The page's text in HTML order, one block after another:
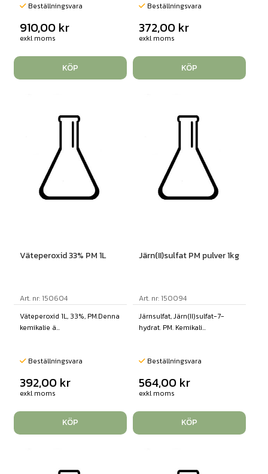
Beställningsvara
910,00 kr
exkl moms
KÖP
Beställningsvara
372,00 kr
exkl moms
KÖP
Väteperoxid 33% PM 1L
Art. nr: 150604
Väteperoxid 1L, 33%, PM.Denna
kemikalie ä...
Beställningsvara
392,00 kr
exkl moms
KÖP
Järn(II)sulfat PM pulver 1kg
Art. nr: 150094
Järnsulfat, Järn(II)sulfat-7-
hydrat. PM. Kemikali...
Beställningsvara
564,00 kr
exkl moms
KÖP